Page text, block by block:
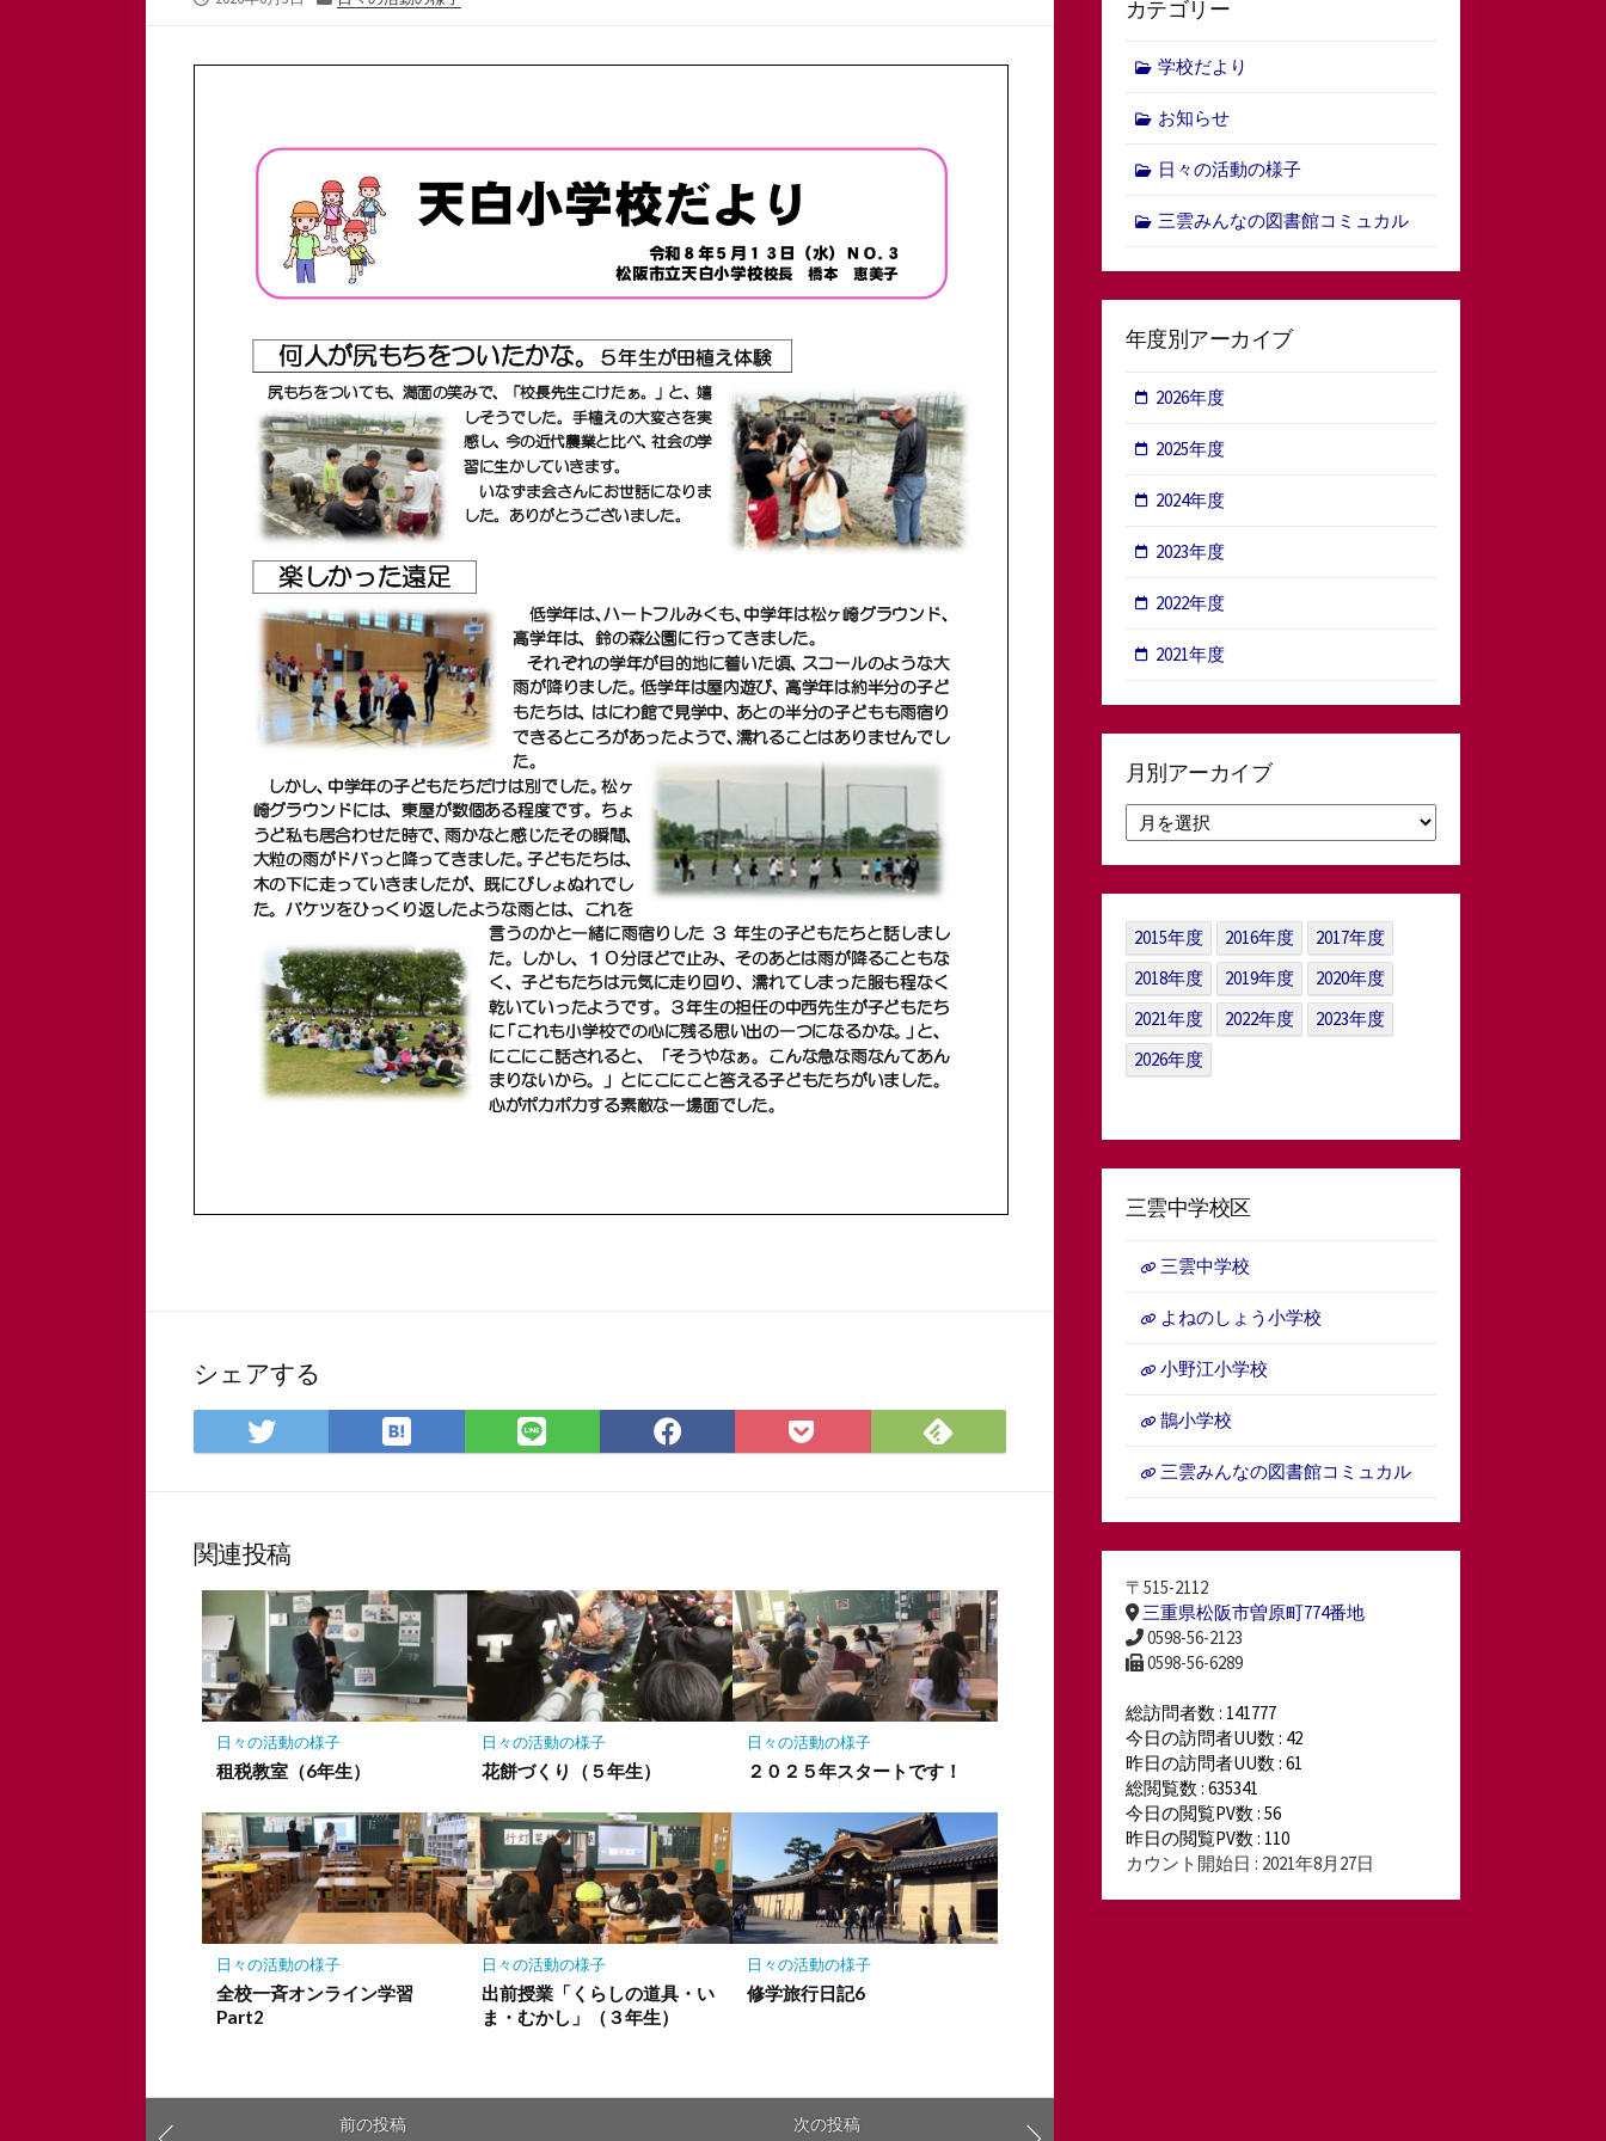
リ
シェアする
Twitter
で
ア
は
て
マ
ー
ク
に
保
LINE
で
Facebook
で
Pocket
に
Feedly
で
関連投稿
日々の活動の様子
租税教室（6年生）
日々の活動の様子
花餅づくり（５年生）
日々の活動の様子
２０２５年スタートです！
日々の活動の様子
全校一斉オンライン学習
Part2
日々の活動の様子
出前授業「くらしの道具・い
ま・むかし」（３年生）
日々の活動の様子
修学旅行日記6
前の投稿 次の投稿
カテゴリー
学校だより
お知らせ
日々の活動の様子
三雲みんなの図書館コミュカル
年度別アーカイブ
2026年度
2025年度
2024年度
2023年度
2022年度
2021年度
月別アーカイブ
別
ア
ー
カ
イ
ブ
2015年度 2016年度
2017年度
2018年度
2019年度
2020年度
2021年度
2022年度
2023年度
2026年度
三雲中学校区
三雲中学校
よねのしょう小学校
小野江小学校
鵲小学校
三雲みんなの図書館コミュカル
〒515-2112
三重県松阪市曽原町774番地
0598-56-2123
0598-56-6289
総訪問者数 : 141777
今日の訪問者UU数 : 42
昨日の訪問者UU数 : 61
総閲覧数 : 635341
今日の閲覧PV数 : 56
昨日の閲覧PV数 : 110
カウント開始日 : 2021年8月27日